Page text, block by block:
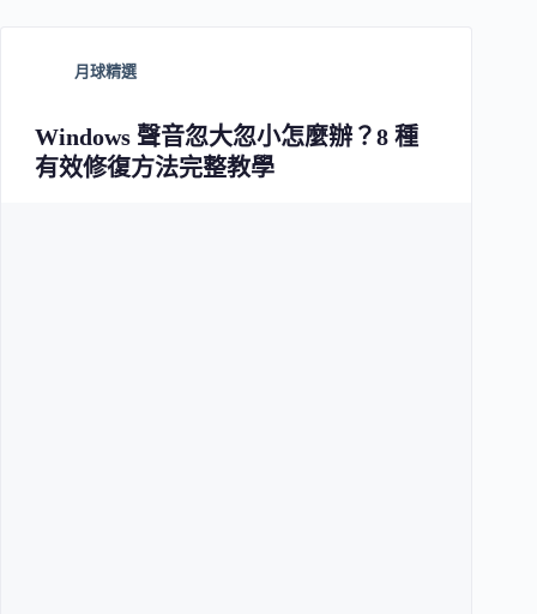
月球精選
Windows 聲音忽大忽小怎麼辦？8 種
有效修復方法完整教學